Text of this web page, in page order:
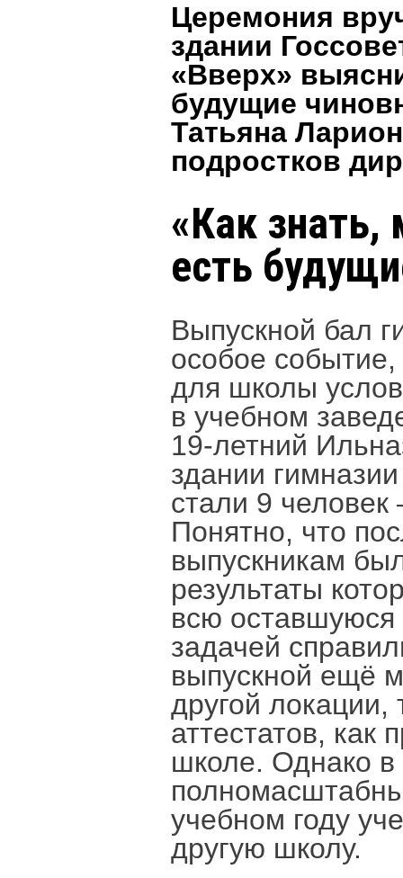
Церемония
здании
«Вверх»
будущие
Татьяна
подростков
«Как
есть
Выпускной бал
особое
для школы
в учебном
19-летний
здании
стали 9
Понятно, что
выпускникам
результаты
всю оставшуюся
задачей
выпускной ещё
другой
аттестатов, как
школе. Однако в
учебном году
другую школу.